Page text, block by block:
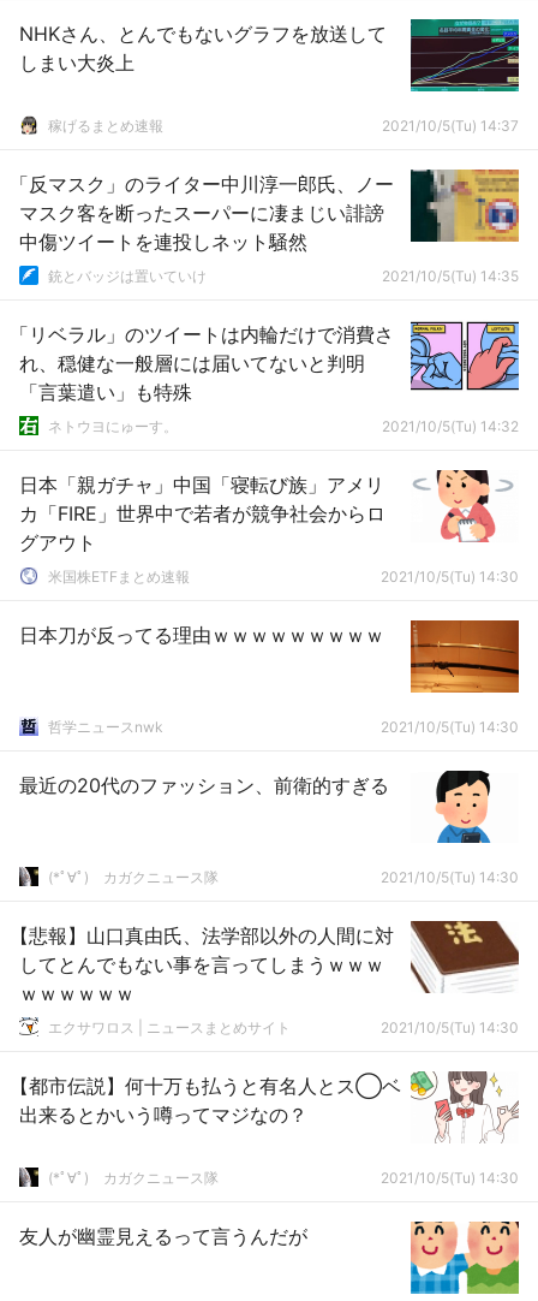
NHKさん、とんでもないグラフを放送して
しまい大炎上
稼げるまとめ速報 2021/10/5(Tu) 14:37
「反マスク」のライター中川淳一郎氏、ノー
マスク客を断ったスーパーに凄まじい誹謗
中傷ツイートを連投しネット騒然
銃とバッジは置いていけ 2021/10/5(Tu) 14:35
「リベラル」のツイートは内輪だけで消費さ
れ、穏健な一般層には届いてないと判明
「言葉遣い」も特殊
ネトウヨにゅーす。 2021/10/5(Tu) 14:32
日本「親ガチャ」中国「寝転び族」アメリ
カ「FIRE」世界中で若者が競争社会からロ
グアウト
米国株ETFまとめ速報 2021/10/5(Tu) 14:30
日本刀が反ってる理由ｗｗｗｗｗｗｗｗｗ
哲学ニュースnwk 2021/10/5(Tu) 14:30
最近の20代のファッション、前衛的すぎる
(*ﾟ∀ﾟ)ゞカガクニュース隊 2021/10/5(Tu) 14:30
【悲報】山口真由氏、法学部以外の人間に対
してとんでもない事を言ってしまうｗｗｗ
ｗｗｗｗｗｗ
エクサワロス | ニュースまとめサイト 2021/10/5(Tu) 14:30
【都市伝説】何十万も払うと有名人とス◯ベ
出来るとかいう噂ってマジなの？
(*ﾟ∀ﾟ)ゞカガクニュース隊 2021/10/5(Tu) 14:30
友人が幽霊見えるって言うんだが